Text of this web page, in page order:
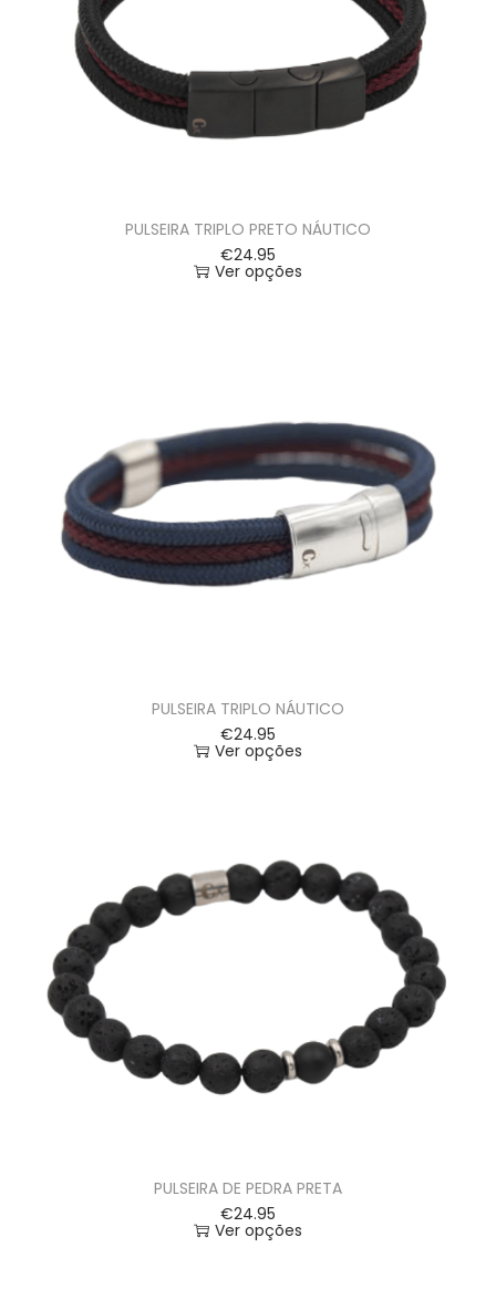
PULSEIRA TRIPLO PRETO NÁUTICO
€24.95
Ver opções
PULSEIRA TRIPLO NÁUTICO
€24.95
Ver opções
PULSEIRA DE PEDRA PRETA
€24.95
Ver opções